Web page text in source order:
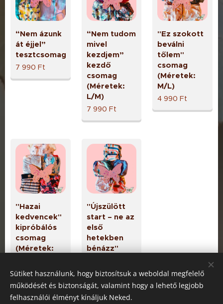
“Nem ázunk
át éjjel”
tesztcsomag
7 990 Ft
“Nem tudom
mivel
kezdjem”
kezdő
csomag
(Méretek:
L/M)
7 990 Ft
"Ez szokott
beválni
tőlem"
csomag
(Méretek:
M/L)
4 990 Ft
"Hazai
kedvencek"
kipróbálós
csomag
(Méretek:
7 990Ft
"Újszülött
start – ne az
első
hetekben
bénázz"
7 990Ft
Sütiket használunk, hogy biztosítsuk a weboldal megfelelő
működését és biztonságát, valamint hogy a lehető legjobb
felhasználói élményt kínáljuk Neked.